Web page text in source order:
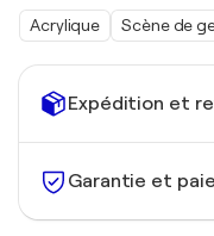
Expédition et
Garantie et
Acrylique Scène de